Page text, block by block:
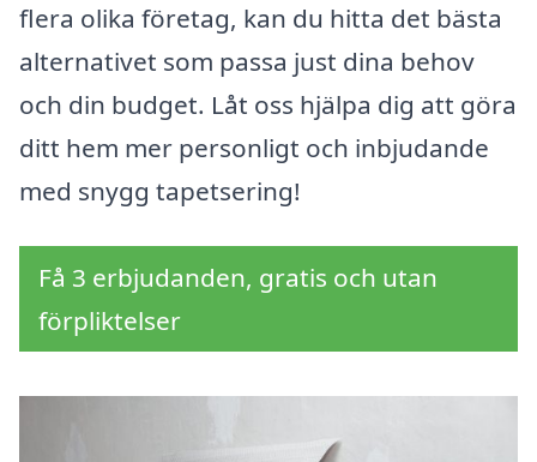
flera olika företag, kan du hitta det bästa
alternativet som passa just dina behov
och din budget. Låt oss hjälpa dig att göra
ditt hem mer personligt och inbjudande
med snygg tapetsering!
Få 3 erbjudanden, gratis och utan
förpliktelser